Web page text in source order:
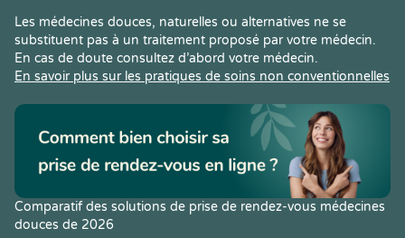
Les médecines douces, naturelles ou alternatives ne se
substituent pas à un traitement proposé par votre médecin.
En cas de doute consultez d’abord votre médecin.
En savoir plus sur les pratiques de soins non conventionnelles
Comparatif des solutions de prise de rendez-vous médecines
douces de 2026